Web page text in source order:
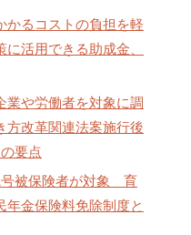
かるコストの負担を軽
活用できる助成金、
業や労働者を対象に調
方改革関連法案施行後
要点
号被保険者が対象 育
年金保険料免除制度と